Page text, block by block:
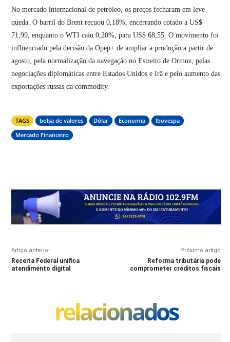
No mercado internacional de petróleo, os preços fecharam em leve
queda. O barril do Brent recuou 0,18%, encerrando cotado a US$
71,99, enquanto o WTI caiu 0,20%, para US$ 68,55. O movimento foi
influenciado pela decisão da Opep+ de ampliar a produção a partir de
agosto, pela normalização da navegação no Estreito de Ormuz, pelas
negociações diplomáticas entre Estados Unidos e Irã e pelo aumento das
exportações russas da commodity.
TAGS bolsa de valores Dólar Economia
Ibovespa
Mercado Financeiro
Artigo anterior
Receita Federal unifica
atendimento digital
Próximo artigo
Reforma tributária pode
comprometer créditos fiscais
relacionados